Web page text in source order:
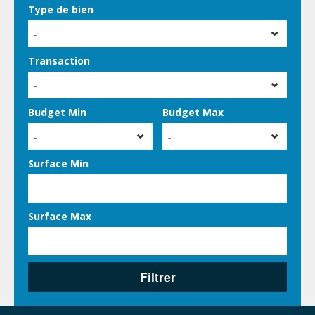
Type de bien
-
Transaction
-
Budget Min
-
Budget Max
-
Surface Min
Surface Max
Filtrer